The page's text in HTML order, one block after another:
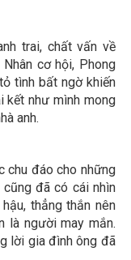
trai, chất vấn về
cơ hội, Phong
tình bất ngờ khiến
kết như mình mong
anh.
chu đáo cho những
đã có cái nhìn
thẳng thắn nên
là người may mắn.
lời gia đình ông đã